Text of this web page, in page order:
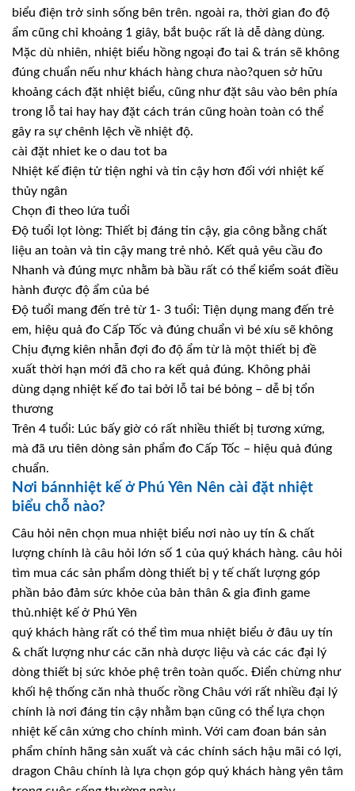
biểu điện trở sinh sống bên trên. ngoài ra, thời gian đo độ
ẩm cũng chỉ khoảng 1 giây, bắt buộc rất là dễ dàng dùng.
Mặc dù nhiên, nhiệt biểu hồng ngoại đo tai & trán sẽ không
đúng chuẩn nếu như khách hàng chưa nào?quen sở hữu
khoảng cách đặt nhiệt biểu, cũng như đặt sâu vào bên phía
trong lỗ tai hay hay đặt cách trán cũng hoàn toàn có thể
gây ra sự chênh lệch về nhiệt độ.
cài đặt nhiet ke o dau tot ba
Nhiệt kế điện tử tiện nghi và tin cậy hơn đối với nhiệt kế
thủy ngân
Chọn đi theo lứa tuổi
Độ tuổi lọt lòng: Thiết bị đáng tin cậy, gia công bằng chất
liệu an toàn và tin cậy mang trẻ nhỏ. Kết quả yêu cầu đo
Nhanh và đúng mực nhằm bà bầu rất có thể kiểm soát điều
hành được độ ẩm của bé
Độ tuổi mang đến trẻ từ 1- 3 tuổi: Tiện dụng mang đến trẻ
em, hiệu quả đo Cấp Tốc và đúng chuẩn vì bé xíu sẽ không
Chịu đựng kiên nhẫn đợi đo độ ẩm từ là một thiết bị đề
xuất thời hạn mới đã cho ra kết quả đúng. Không phải
dùng dạng nhiệt kế đo tai bởi lỗ tai bé bỏng – dễ bị tổn
thương
Trên 4 tuổi: Lúc bấy giờ có rất nhiều thiết bị tương xứng,
mà đã ưu tiên dòng sản phẩm đo Cấp Tốc – hiệu quả đúng
chuẩn.
Nơi bánnhiệt kế ở Phú Yên Nên cài đặt nhiệt
biểu chỗ nào?
Câu hỏi nên chọn mua nhiệt biểu nơi nào uy tín & chất
lượng chính là câu hỏi lớn số 1 của quý khách hàng. câu hỏi
tìm mua các sản phẩm dòng thiết bị y tế chất lượng góp
phần bảo đảm sức khỏe của bản thân & gia đình game
thủ.nhiệt kế ở Phú Yên
quý khách hàng rất có thể tìm mua nhiệt biểu ở đâu uy tín
& chất lượng như các căn nhà dược liệu và các các đại lý
dòng thiết bị sức khỏe phệ trên toàn quốc. Điển chừng như
khối hệ thống căn nhà thuốc rồng Châu với rất nhiều đại lý
chính là nơi đáng tin cậy nhằm bạn cũng có thể lựa chọn
nhiệt kế cân xứng cho chính mình. Với cam đoan bán sản
phẩm chính hãng sản xuất và các chính sách hậu mãi có lợi,
dragon Châu chính là lựa chọn góp quý khách hàng yên tâm